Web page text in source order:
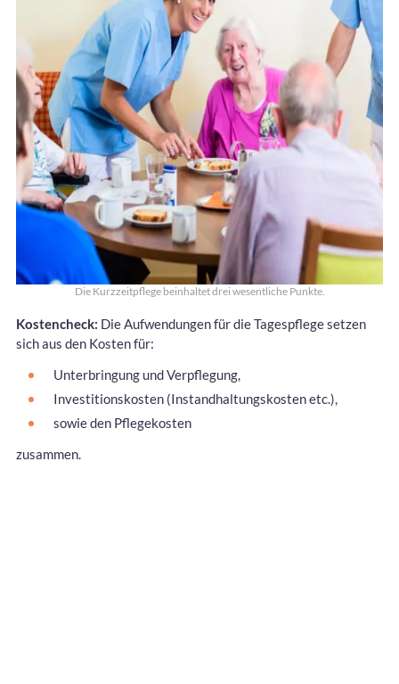
Die Kurzzeitpflege beinhaltet drei wesentliche Punkte.
Kostencheck: Die Aufwendungen für die Tagespflege setzen
sich aus den Kosten für:
Unterbringung und Verpflegung,
Investitionskosten (Instandhaltungskosten etc.),
sowie den Pflegekosten
zusammen.